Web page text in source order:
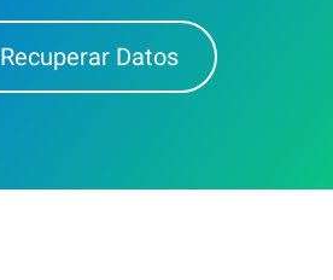
Recuperar Datos